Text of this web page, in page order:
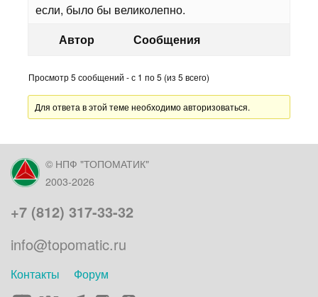
если, было бы великолепно.
Автор
Сообщения
Просмотр 5 сообщений - с 1 по 5 (из 5 всего)
Для ответа в этой теме необходимо авторизоваться.
© НПФ "ТОПОМАТИК"
2003-2026
+7 (812) 317-33-32
info@topomatic.ru
Контакты
Форум